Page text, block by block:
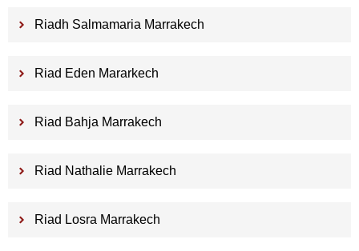
Riadh Salmamaria Marrakech
Riad Eden Mararkech
Riad Bahja Marrakech
Riad Nathalie Marrakech
Riad Losra Marrakech